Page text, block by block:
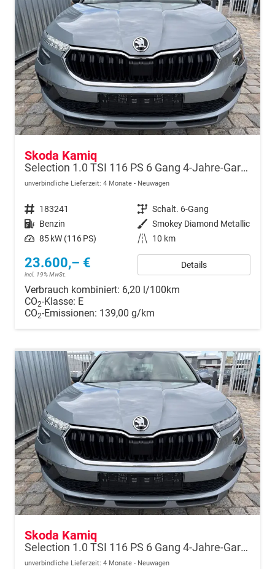
Skoda Kamiq
Selection 1.0 TSI 116 PS 6 Gang 4-Jahre-Garantie-Anhängerkupplung schwenkbar-Kessy-16" Alu-2-Zonen-Climatronic-Tempomat-LED-AppleCarPlay-AndroidAuto-Rückfahrkamera-2xPDC
unverbindliche Lieferzeit: 4 Monate Neuwagen
Fahrzeugnr. 183241 Getriebe Schalt. 6-Gang
Kraftstoff Benzin Außenfarbe Smokey Diamond Metallic
Leistung 85 kW (116 PS) Kilometerstand 10 km
23.600,– €
incl. 19% MwSt.
Details
Verbrauch kombiniert: 6,20 l/100km
CO2-Klasse: E
CO2-Emissionen: 139,00 g/km
Skoda Kamiq
Selection 1.0 TSI 116 PS 6 Gang 4-Jahre-Garantie-Anhängerkupplung schwenkbar-Kessy-16" Alu-2-Zonen-Climatronic-Tempomat-LED-AppleCarPlay-AndroidAuto-Rückfahrkamera-2xPDC
unverbindliche Lieferzeit: 4 Monate Neuwagen